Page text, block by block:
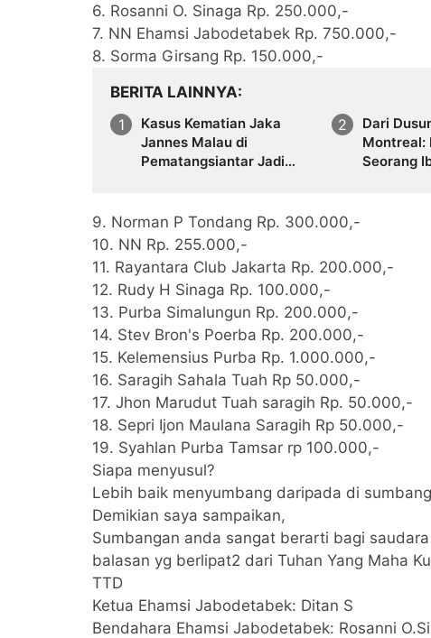
6. Rosanni O. Sinaga Rp. 250.000,-
7. NN Ehamsi Jabodetabek Rp. 750.000,-
8. Sorma Girsang Rp. 150.000,-
BERITA LAINNYA
Kasus Kematian Jaka
Jannes Malau di
Pematangsiantar Jadi
Dari
Montreal:
Seorang
9. Norman P Tondang Rp. 300.000,-
10. NN Rp. 255.000,-
11. Rayantara Club Jakarta Rp. 200.000,-
12. Rudy H Sinaga Rp. 100.000,-
13. Purba Simalungun Rp. 200.000,-
14. Stev Bron's Poerba Rp. 200.000,-
15. Kelemensius Purba Rp. 1.000.000,-
16. Saragih Sahala Tuah Rp 50.000,-
17. Jhon Marudut Tuah saragih Rp. 50.000,-
18. Sepri Ijon Maulana Saragih Rp 50.000,-
19. Syahlan Purba Tamsar rp 100.000,-
Siapa menyusul?
Lebih baik menyumbang daripada di sumbang
Demikian saya sampaikan,
Sumbangan anda sangat berarti bagi
balasan yg berlipat2 dari Tuhan Yang Maha
TTD
Ketua Ehamsi Jabodetabek: Ditan S
Bendahara Ehamsi Jabodetabek: Rosanni